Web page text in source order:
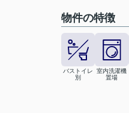
物件の特徴
バストイレ
別
室内洗濯機
置場